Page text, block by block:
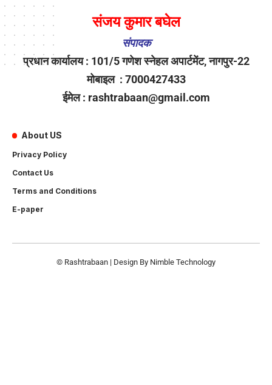
संजय कुमार बघेल
संपादक
प्रधान कार्यालय : 101/5 गणेश स्नेहल अपार्टमेंट, नागपुर-22
मोबाइल : 7000427433
ईमेल : rashtrabaan@gmail.com
About US
Privacy Policy
Contact Us
Terms and Conditions
E-paper
© Rashtrabaan | Design By Nimble Technology